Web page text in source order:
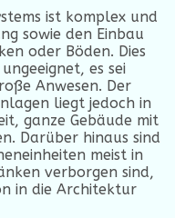
ist komplex und
sowie den Einbau
oder Böden. Dies
es sei
Anwesen. Der
liegt jedoch in
ganze Gebäude mit
Darüber hinaus sind
meist in
verborgen sind,
in die Architektur